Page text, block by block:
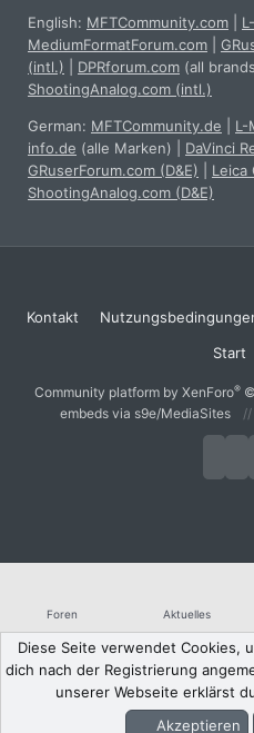
English: MFTCommunity.com
MediumFormatForum.com
(intl.)
DPRforum.com (all
ShootingAnalog.com (intl.)
German: MFTCommunity.de L-
info.de (alle Marken) DaVinci
GRuserForum.com (D&E)
Leica
ShootingAnalog.com (D&E)
Kontakt
Start
Community platform by XenForo®
embeds via s9e/MediaSites
Foren Aktuelles
Diese Seite verwendet Cookies,
dich nach der Registrierung
unserer Webseite erklärst
Akzeptieren